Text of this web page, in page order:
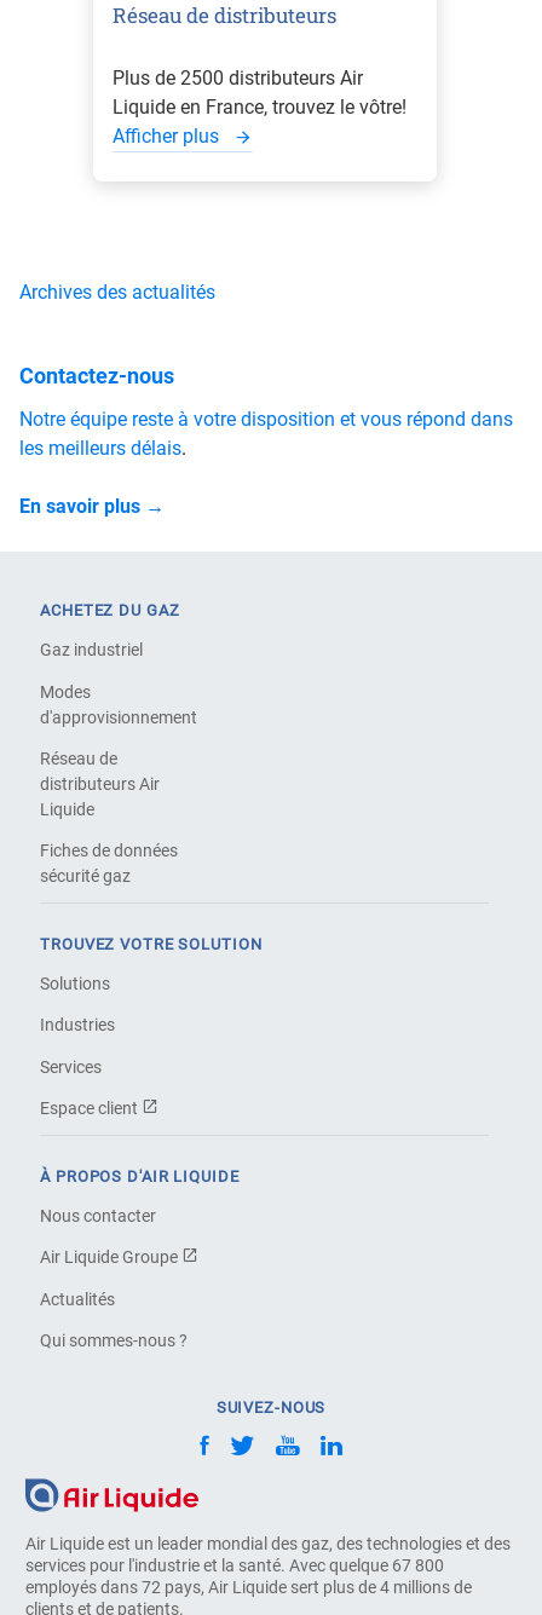
Réseau de distributeurs
Plus de 2500 distributeurs Air
Liquide en France, trouvez le vôtre!
Afficher plus
Archives des actualités
Contactez-nous
Notre équipe reste à votre disposition et vous répond dans
les meilleurs délais.
En savoir plus →
Air Liquide est un leader mondial des gaz, des technologies et des
services pour l'industrie et la santé. Avec quelque 67 800
employés dans 72 pays, Air Liquide sert plus de 4 millions de
clients et de patients.
ACHETEZ DU GAZ
Gaz industriel
Modes
d'approvisionnement
Réseau de
distributeurs Air
Liquide
Fiches de données
sécurité gaz
TROUVEZ VOTRE SOLUTION
Solutions
Industries
Services
Espace client
À PROPOS D'AIR LIQUIDE
Nous contacter
Air Liquide Groupe
Actualités
Qui sommes-nous ?
SUIVEZ-NOUS